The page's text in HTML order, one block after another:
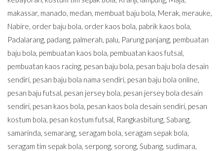
makassar, manado, medan, membuat baju bola, Merak, merauke,
Nabire, order baju bola, order kaos bola, pabrik kaos bola,
Padalarang, padang, palmerah, palu, Parung panjang, pembuatan
baju bola, pembuatan kaos bola, pembuatan kaos futsal,
pembuatan kaos racing, pesan baju bola, pesan baju bola desain
sendiri, pesan baju bola nama sendiri, pesan baju bola online,
pesan baju futsal, pesan jersey bola, pesan jersey bola desain
sendiri, pesan kaos bola, pesan kaos bola desain sendiri, pesan
kostum bola, pesan kostum futsal, Rangkasbitung, Sabang,
samarinda, semarang, seragam bola, seragam sepak bola,
seragam tim sepak bola, serpong, sorong, Subang, sudimara,